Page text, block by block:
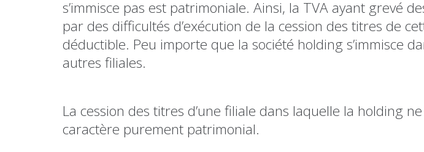
s’immisce pas est patrimoniale. Ainsi, la TVA ayant grevé
par des difficultés d’exécution de la cession des titres de
déductible. Peu importe que la société holding s’immisce
autres filiales.
La cession des titres d’une filiale dans laquelle la holding
caractère purement patrimonial.